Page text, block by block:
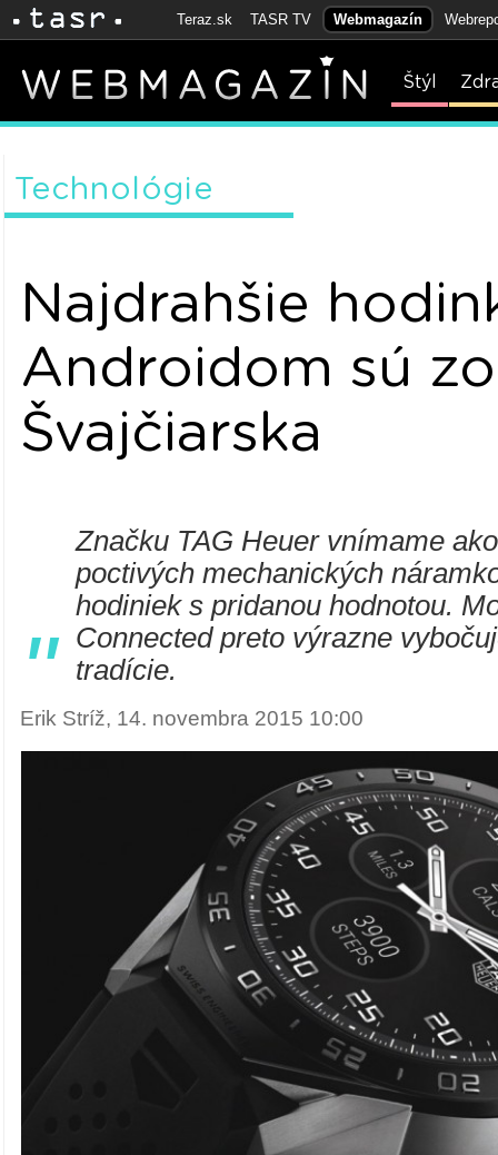
Teraz.sk TASR TV Webmagazín
Štýl
Technológie
Najdrahšie
Androidom sú zo
Švajčiarska
"
Značku TAG Heuer vnímame
poctivých mechanických
hodiniek s pridanou hodnotou.
Connected preto výrazne
tradície.
Erik Stríž, 14. novembra 2015 10:00